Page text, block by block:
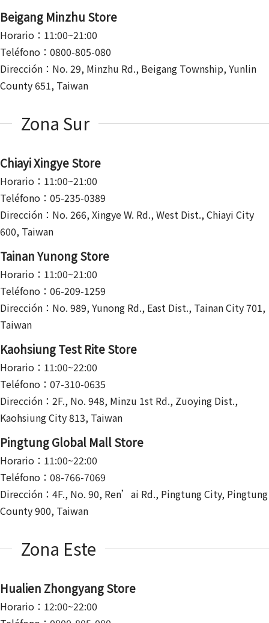
Beigang Minzhu Store
Horario：11:00~21:00
Teléfono：0800-805-080
Dirección：No. 29, Minzhu Rd., Beigang Township, Yunlin
County 651, Taiwan
Zona Sur
Chiayi Xingye Store
Horario：11:00~21:00
Teléfono：05-235-0389
Dirección：No. 266, Xingye W. Rd., West Dist., Chiayi City
600, Taiwan
Tainan Yunong Store
Horario：11:00~21:00
Teléfono：06-209-1259
Dirección：No. 989, Yunong Rd., East Dist., Tainan City 701,
Taiwan
Kaohsiung Test Rite Store
Horario：11:00~22:00
Teléfono：07-310-0635
Dirección：2F., No. 948, Minzu 1st Rd., Zuoying Dist.,
Kaohsiung City 813, Taiwan
Pingtung Global Mall Store
Horario：11:00~22:00
Teléfono：08-766-7069
Dirección：4F., No. 90, Ren’ai Rd., Pingtung City, Pingtung
County 900, Taiwan
Zona Este
Hualien Zhongyang Store
Horario：12:00~22:00